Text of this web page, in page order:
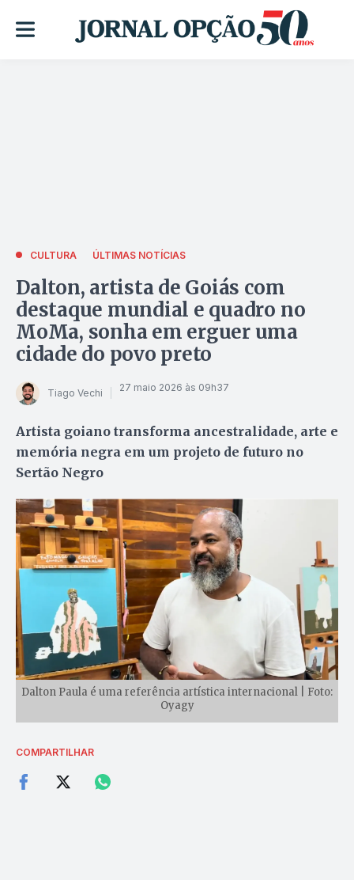
CULTURA ÚLTIMAS NOTÍCIAS
Dalton, artista de Goiás com
destaque mundial e quadro no
MoMa, sonha em erguer uma
cidade do povo preto
Tiago Vechi 27 maio 2026 às 09h37
Artista goiano transforma ancestralidade, arte e
memória negra em um projeto de futuro no
Sertão Negro
Dalton Paula é uma referência artística internacional | Foto:
Oyagy
COMPARTILHAR